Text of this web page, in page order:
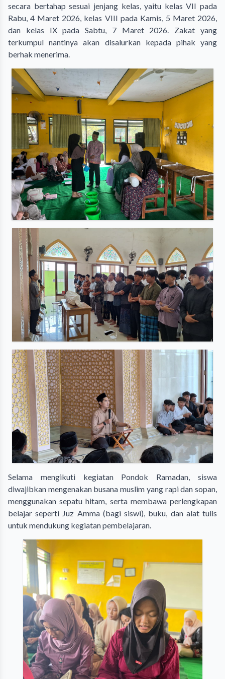
secara bertahap sesuai jenjang kelas, yaitu kelas VII pada
Rabu, 4 Maret 2026, kelas VIII pada Kamis, 5 Maret 2026,
dan kelas IX pada Sabtu, 7 Maret 2026. Zakat yang
terkumpul nantinya akan disalurkan kepada pihak yang
berhak menerima.
Selama mengikuti kegiatan Pondok Ramadan, siswa
diwajibkan mengenakan busana muslim yang rapi dan sopan,
menggunakan sepatu hitam, serta membawa perlengkapan
belajar seperti Juz Amma (bagi siswi), buku, dan alat tulis
untuk mendukung kegiatan pembelajaran.